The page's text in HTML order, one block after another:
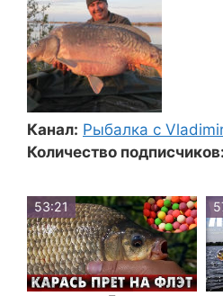
Канал: Рыбалка с
Количество подписчиков:
53:21